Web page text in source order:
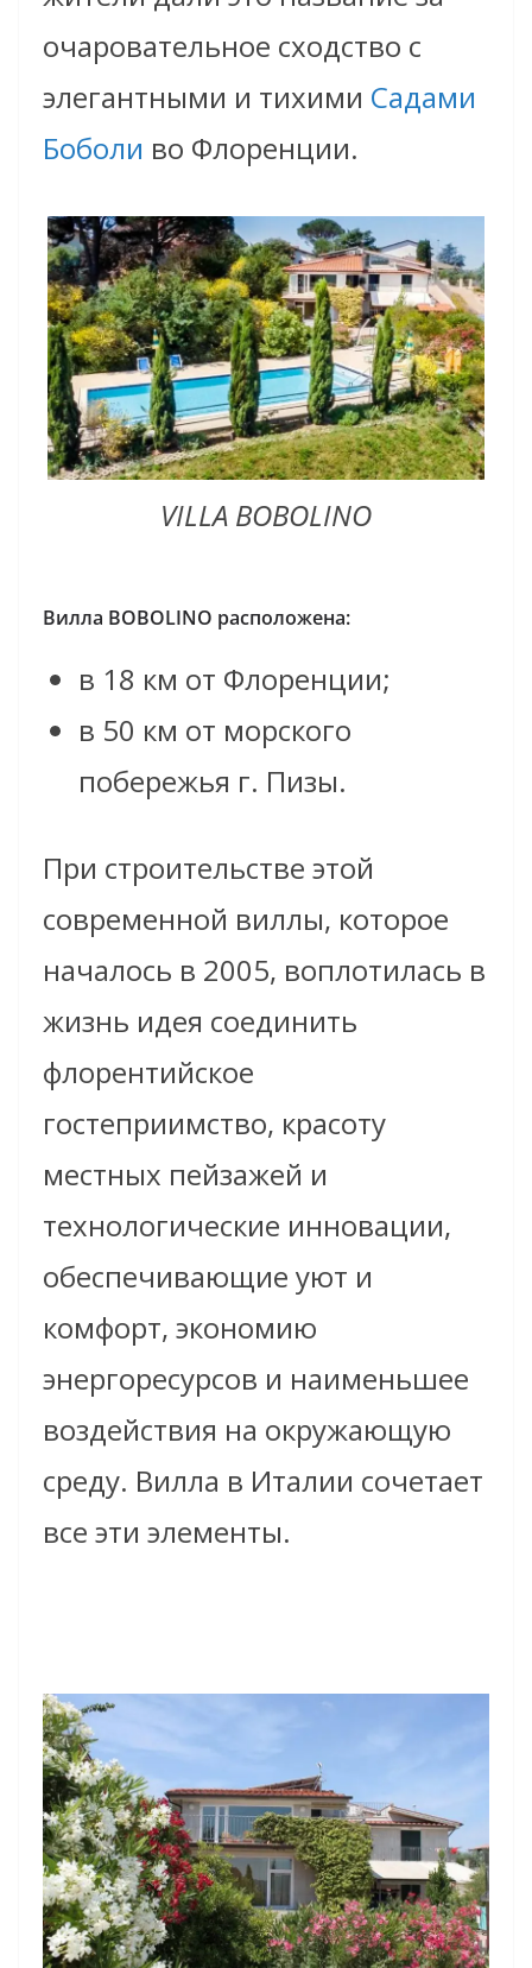
очаровательное сходство с
элегантными и тихими Садами
Боболи во Флоренции.
VILLA BOBOLINO
Вилла BOBOLINO расположена:
в 18 км от Флоренции;
в 50 км от морского
побережья г. Пизы.
При строительстве этой
современной виллы, которое
началось в 2005, воплотилась в
жизнь идея соединить
флорентийское
гостеприимство, красоту
местных пейзажей и
технологические инновации,
обеспечивающие уют и
комфорт, экономию
энергоресурсов и наименьшее
воздействия на окружающую
среду. Вилла в Италии сочетает
все эти элементы.